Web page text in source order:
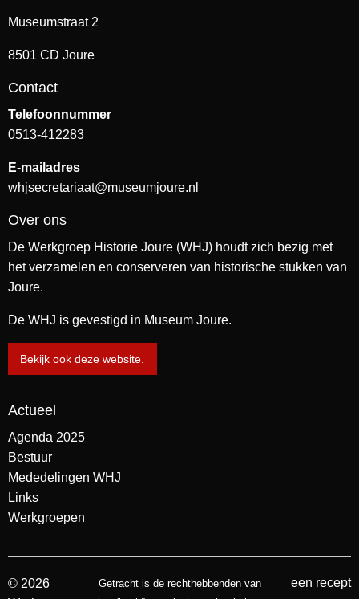
Museumstraat 2
8501 CD Joure
Contact
Telefoonnummer
0513-412283
E-mailadres
whjsecretariaat@museumjoure.nl
Over ons
De Werkgroep Historie Joure (WHJ) houdt zich bezig met
het verzamelen en conserveren van historische stukken van
Joure.
De WHJ is gevestigd in Museum Joure.
Bekijk ook deze website.
Actueel
Agenda 2025
Bestuur
Mededelingen WHJ
Links
Werkgroepen
© 2026
Getracht is de rechthebbenden van
een recept